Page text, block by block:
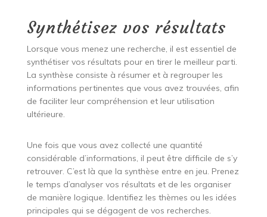
Synthétisez vos résultats
Lorsque vous menez une recherche, il est essentiel de
synthétiser vos résultats pour en tirer le meilleur parti.
La synthèse consiste à résumer et à regrouper les
informations pertinentes que vous avez trouvées, afin
de faciliter leur compréhension et leur utilisation
ultérieure.
Une fois que vous avez collecté une quantité
considérable d’informations, il peut être difficile de s’y
retrouver. C’est là que la synthèse entre en jeu. Prenez
le temps d’analyser vos résultats et de les organiser
de manière logique. Identifiez les thèmes ou les idées
principales qui se dégagent de vos recherches.